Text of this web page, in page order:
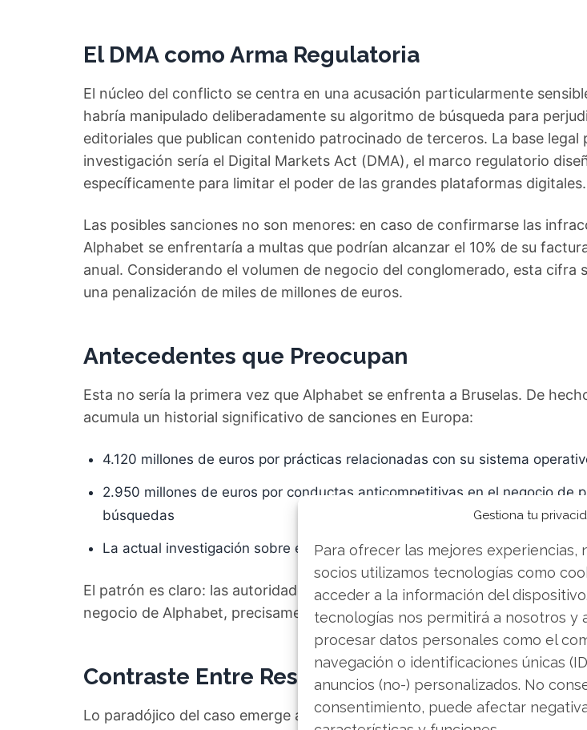
Gestiona tu
Para ofrecer las mejores experiencias,
socios utilizamos tecnologías como
acceder a la información del
tecnologías nos permitirá a nosotros y
procesar datos personales como el
navegación o identificaciones únicas
anuncios (no-) personalizados. No
consentimiento, puede afectar
El DMA como Arma Regulatoria
El núcleo del conflicto se centra en una acusación particularmente
habría manipulado deliberadamente su algoritmo de búsqueda para
editoriales que publican contenido patrocinado de terceros. La base legal
investigación sería el Digital Markets Act (DMA), el marco regulatorio
específicamente para limitar el poder de las grandes plataformas digitales.
Las posibles sanciones no son menores: en caso de confirmarse las
Alphabet se enfrentaría a multas que podrían alcanzar el 10% de su
anual. Considerando el volumen de negocio del conglomerado, esta cifra
una penalización de miles de millones de euros.
Antecedentes que Preocupan
Esta no sería la primera vez que Alphabet se enfrenta a Bruselas. De
acumula un historial significativo de sanciones en Europa:
4.120 millones de euros por prácticas relacionadas con su sistema
2.950 millones de euros por conductas anticompetitivas en el negocio de
búsquedas
La actual investigación sobre el posicionamiento en los resultados de
El patrón es claro: las autoridades europeas mantienen su foco en el
negocio de Alphabet, precisamente donde genera la mayor parte de sus
Contraste Entre Resultados y Presión
Lo paradójico del caso emerge al analizar la situación operativa de la